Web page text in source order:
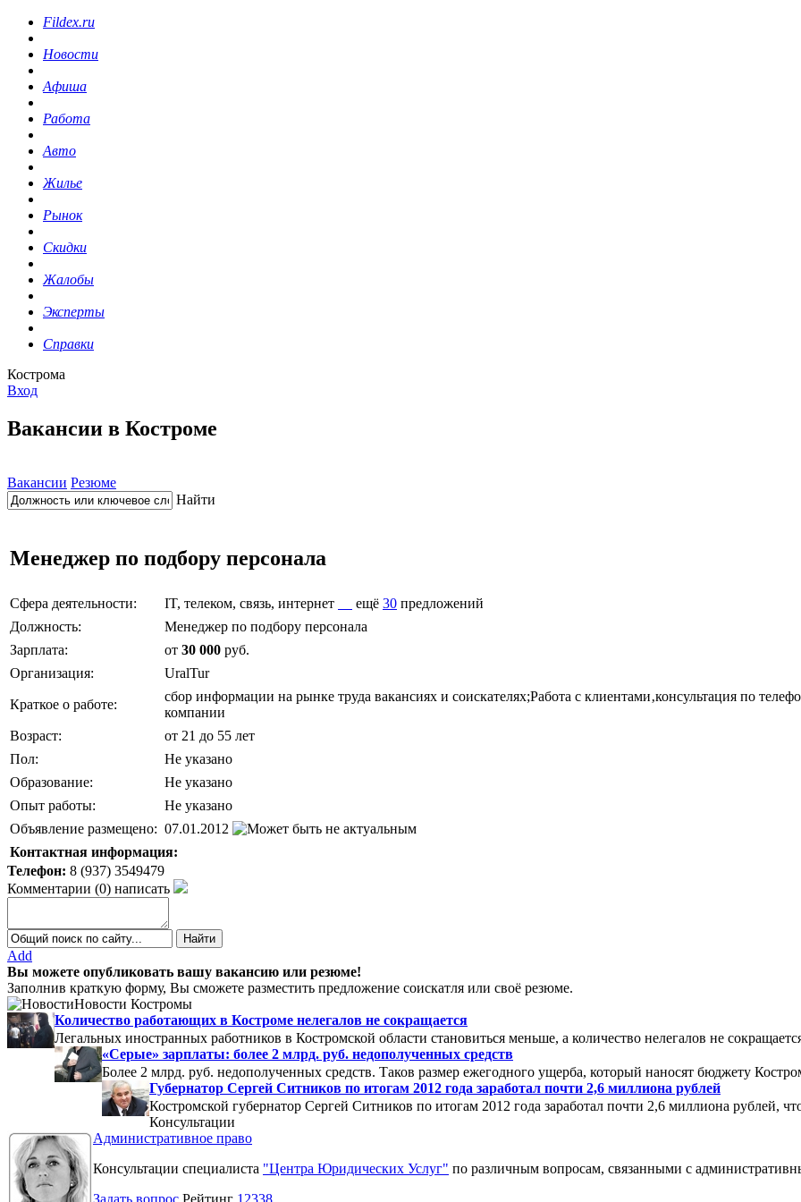
Fildex.ru
Новости
Афиша
Работа
Авто
Жилье
Рынок
Скидки
Жалобы
Эксперты
Справки
Кострома
Вход
Вакансии в Костроме
Вакансии Резюме
Найти
Менеджер по подбору персонала
Сфера деятельности: IT, телеком, связь, интернет ещё 30 предложений
Должность:
Менеджер по подбору персонала
Зарплата:
от 30 000 руб.
Организация:
UralTur
Краткое о работе:
сбор информации на рынке труда вакансиях и соискателях;Работа с клиентами‚консультация по
компании
Возраст:
от 21 до 55 лет
Пол:
Не указано
Образование:
Не указано
Опыт работы:
Не указано
Объявление размещено: 07.01.2012
Контактная информация:
Телефон: 8 (937) 3549479
Комментарии (0) написать
Add
Вы можете опубликовать вашу вакансию или резюме!
Заполнив краткую форму, Вы сможете разместить предложение соискатля или своё резюме.
Новости Костромы
Количество работающих в Костроме нелегалов не сокращается
Легальных иностранных работников в Костромской области становиться меньше, а количество нелегалов не
«Серые» зарплаты: более 2 млрд. руб. недополученных средств
Более 2 млрд. руб. недополученных средств. Таков размер ежегодного ущерба, который наносят бюджету
Губернатор Сергей Ситников по итогам 2012 года заработал почти 2,6 миллиона рублей
Костромской губернатор Сергей Ситников по итогам 2012 года заработал почти 2,6 миллиона рублей,
Консультации
Административное право
Консультации специалиста "Центра Юридических Услуг" по различным вопросам, связанными с
Задать вопрос Рейтинг 12338